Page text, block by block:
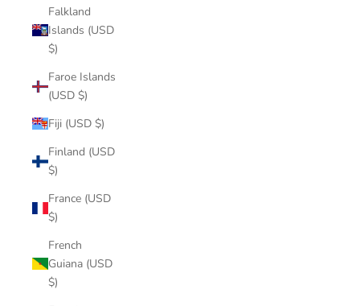
Falkland
Islands (USD
$)
Faroe Islands
(USD $)
Fiji (USD $)
Finland (USD
$)
France (USD
$)
French
Guiana (USD
$)